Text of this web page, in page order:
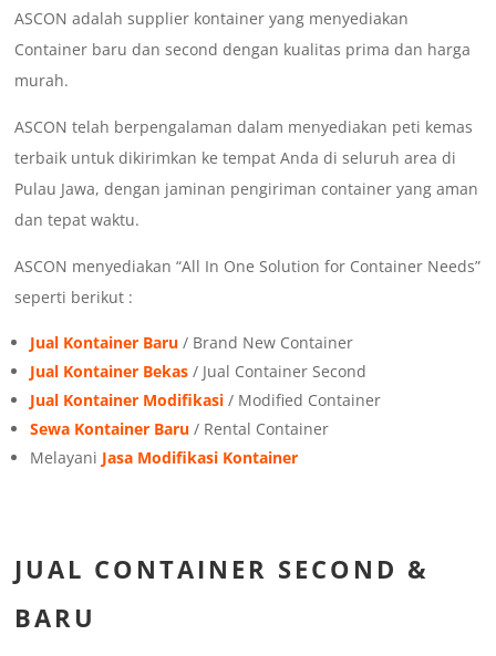
ASCON adalah supplier kontainer yang menyediakan
Container baru dan second dengan kualitas prima dan harga
murah.
ASCON telah berpengalaman dalam menyediakan peti kemas
terbaik untuk dikirimkan ke tempat Anda di seluruh area di
Pulau Jawa, dengan jaminan pengiriman container yang aman
dan tepat waktu.
ASCON menyediakan “All In One Solution for Container Needs”
seperti berikut :
Jual Kontainer Baru / Brand New Container
Jual Kontainer Bekas / Jual Container Second
Jual Kontainer Modifikasi / Modified Container
Sewa Kontainer Baru / Rental Container
Melayani Jasa Modifikasi Kontainer
JUAL CONTAINER SECOND &
BARU